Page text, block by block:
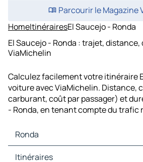
Parcourir le Magazine
HomeItinérairesEl Saucejo - Ronda
El Saucejo - Ronda : trajet,
ViaMichelin
Calculez facilement votre itinéraire
voiture avec ViaMichelin. Distance,
carburant, coût par passager) et
- Ronda, en tenant compte du trafic
Ronda
Ronda Cartes et plans
Itinéraires